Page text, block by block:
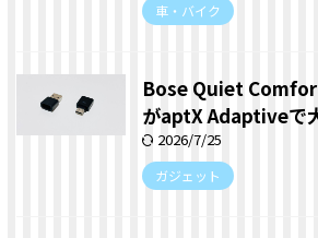
車・バイク
Bose Quiet
がaptX Adaptiveで
2026/7/25
ガジェット